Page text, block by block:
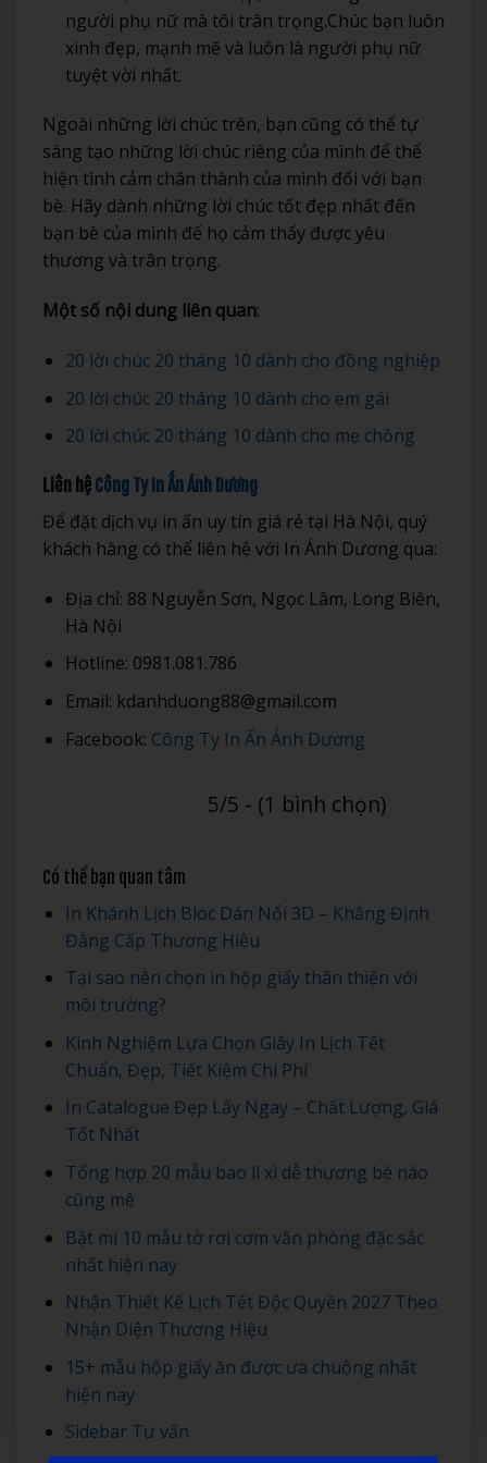
người phụ nữ mà tôi trân trọng.Chúc bạn luôn
xinh đẹp, mạnh mẽ và luôn là người phụ nữ
tuyệt vời nhất.
Ngoài những lời chúc trên, bạn cũng có thể tự
sáng tạo những lời chúc riêng của mình để thể
hiện tình cảm chân thành của mình đối với bạn
bè. Hãy dành những lời chúc tốt đẹp nhất đến
bạn bè của mình để họ cảm thấy được yêu
thương và trân trọng.
Một số nội dung liên quan:
20 lời chúc 20 tháng 10 dành cho đồng nghiệp
20 lời chúc 20 tháng 10 dành cho em gái
20 lời chúc 20 tháng 10 dành cho mẹ chồng
Liên hệ Công Ty In Ấn Ánh Dương
Để đặt dịch vụ in ấn uy tín giá rẻ tại Hà Nội, quý
khách hàng có thể liên hệ với In Ánh Dương qua:
Địa chỉ: 88 Nguyễn Sơn, Ngọc Lâm, Long Biên,
Hà Nội
Hotline: 0981.081.786
Email: kdanhduong88@gmail.com
Facebook: Công Ty In Ấn Ánh Dương
5/5 - (1 bình chọn)
Có thể bạn quan tâm
In Khánh Lịch Bloc Dán Nổi 3D – Khẳng Định
Đẳng Cấp Thương Hiệu
Tại sao nên chọn in hộp giấy thân thiện với
môi trường?
Kinh Nghiệm Lựa Chọn Giấy In Lịch Tết
Chuẩn, Đẹp, Tiết Kiệm Chi Phí
In Catalogue Đẹp Lấy Ngay – Chất Lượng, Giá
Tốt Nhất
Tổng hợp 20 mẫu bao lì xì dễ thương bé nào
cũng mê
Bật mí 10 mẫu tờ rơi cơm văn phòng đặc sắc
nhất hiện nay
Nhận Thiết Kế Lịch Tết Độc Quyền 2027 Theo
Nhận Diện Thương Hiệu
15+ mẫu hộp giấy ăn được ưa chuộng nhất
hiện nay
Sidebar Tư vấn